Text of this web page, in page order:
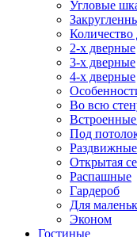
Угловые
Количество
2-х дверные
3-х дверные
4-х дверные
Во всю
Под
Открытая
Распашные
Гардероб
Для
Эконом
Гостиные